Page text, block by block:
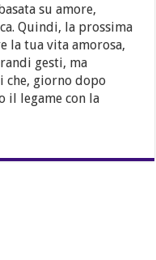
su amore,
Quindi, la prossima
la tua vita amorosa,
gesti, ma
che, giorno dopo
il legame con la